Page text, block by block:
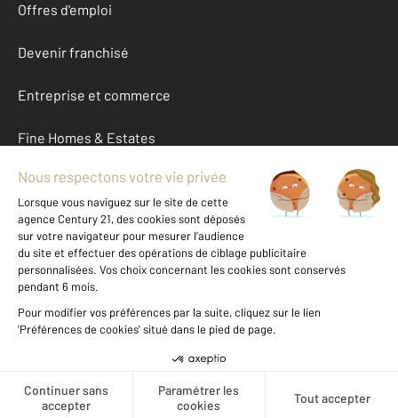
Offres d'emploi
Devenir franchisé
Entreprise et commerce
Fine Homes & Estates
À propos
International
Nous contacter
Données personnelles
Gestionnaire des cookies